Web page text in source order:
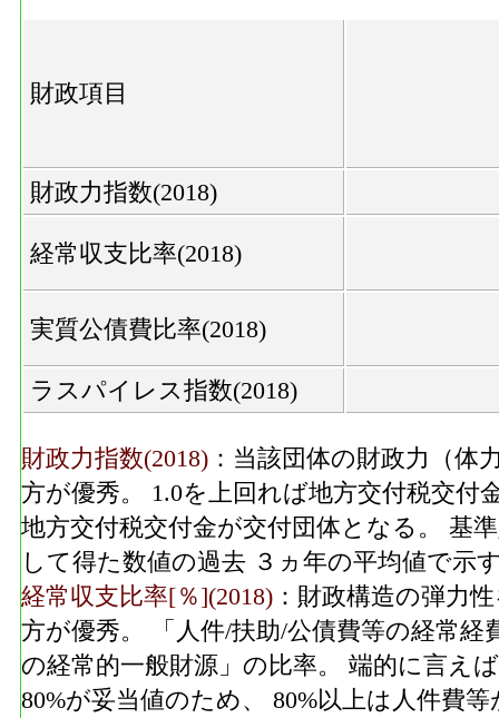
財政項目
財政力指数(2018)
経常収支比率(2018)
実質公債費比率(2018)
ラスパイレス指数(2018)
財政力指数(2018) ：当該団体の財政力（体
方が優秀。 1.0を上回れば地方交付税交付
地方交付税交付金が交付団体となる。 基
して得た数値の過去 ３ヵ年の平均値で示
経常収支比率[％](2018) ：財政構造の弾力
方が優秀。 「人件/扶助/公債費等の経常経
の経常的一般財源」の比率。 端的に言え
80%が妥当値のため、 80%以上は人件費